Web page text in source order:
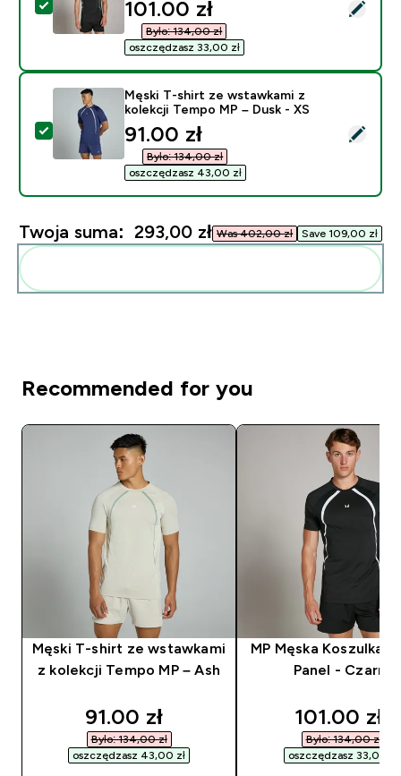
Wybierz ten produkt - MP Męska Koszulka Tempo
discounted price
101.00 zł‎
Było: 134,00 zł‎
oszczędzasz 33,00 zł‎
Wybierz ten produkt - Męski T-shirt ze wstawkami z
Męski T-shirt ze wstawkami z
kolekcji Tempo MP – Dusk - XS
discounted price
91.00 zł‎
Było: 134,00 zł‎
oszczędzasz 43,00 zł‎
Twoja suma: 293,00 zł‎ Was 402,00 zł‎ Save 109,00 zł‎
Recommended for you
Męski T-shirt ze wstawkami
z kolekcji Tempo MP – Ash
discounted price
91.00 zł‎
Było: 134,00 zł‎
oszczędzasz 43,00 zł‎
MP Męska Koszulka
Panel - Czarna
101.00 zł‎
Było: 134,00 zł‎
oszczędzasz 33,00 zł‎